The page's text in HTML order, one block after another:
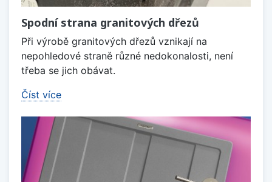
Spodní strana granitových dřezů
Při výrobě granitových dřezů vznikají na
nepohledové straně různé nedokonalosti, není
třeba se jich obávat.
Číst více